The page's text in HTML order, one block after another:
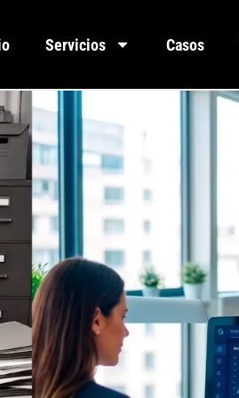
Servicios Casos